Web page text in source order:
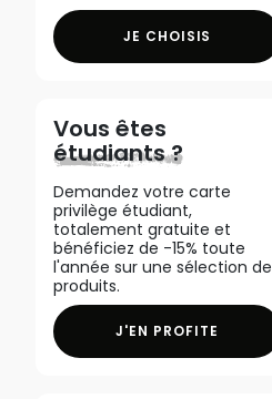
JE CHOISIS
Vous êtes
étudiants ?
Demandez votre carte
privilège étudiant,
totalement gratuite et
bénéficiez de -15% toute
l'année sur une sélection de
produits.
J'EN PROFITE